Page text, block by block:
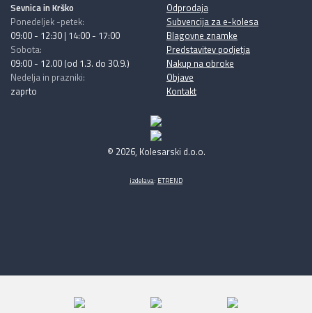
Sevnica in Krško
Ponedeljek -petek:
09:00 - 12:30 | 14:00 - 17:00
Sobota:
09:00 - 12.00 (od 1.3. do 30.9.)
Nedelja in prazniki:
zaprto
Odprodaja
Subvencija za e-kolesa
Blagovne znamke
Predstavitev podjetja
Nakup na obroke
Objave
Kontakt
© 2026, Kolesarski d.o.o.
izdelava: ETREND